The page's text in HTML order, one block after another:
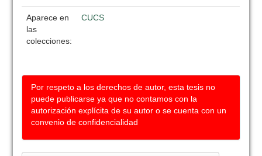
Aparece en
las
colecciones:
CUCS
Por respeto a los derechos de autor, esta tesis no
puede publicarse ya que no contamos con la
autorización explícita de su autor o se cuenta con un
convenio de confidencialidad